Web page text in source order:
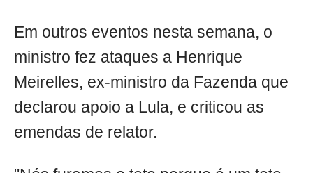
Em outros eventos nesta semana, o
ministro fez ataques a Henrique
Meirelles, ex-ministro da Fazenda que
declarou apoio a Lula, e criticou as
emendas de relator.